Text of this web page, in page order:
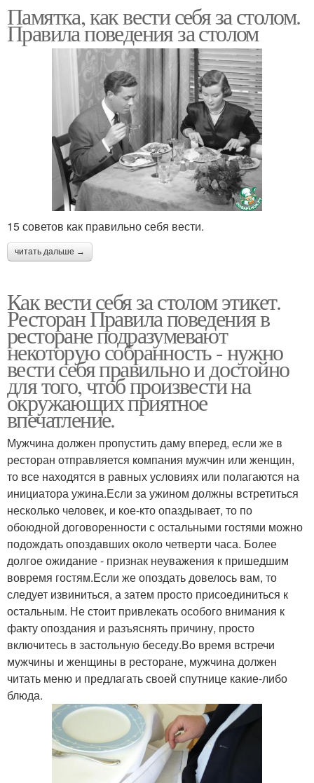
Памятка, как вести себя за столом.
Правила поведения за столом
15 советов как правильно себя вести.
читать дальше →
Как вести себя за столом этикет.
Ресторан Правила поведения в
ресторане подразумевают
некоторую собранность - нужно
вести себя правильно и достойно
для того, чтоб произвести на
окружающих приятное
впечатление.
Мужчина должен пропустить даму вперед, если же в
ресторан отправляется компания мужчин или женщин,
то все находятся в равных условиях или полагаются на
инициатора ужина.Если за ужином должны встретиться
несколько человек, и кое-кто опаздывает, то по
обоюдной договоренности с остальными гостями можно
подождать опоздавших около четверти часа. Более
долгое ожидание - признак неуважения к пришедшим
вовремя гостям.Если же опоздать довелось вам, то
следует извиниться, а затем просто присоединиться к
остальным. Не стоит привлекать особого внимания к
факту опоздания и разъяснять причину, просто
включитесь в застольную беседу.Во время встречи
мужчины и женщины в ресторане, мужчина должен
читать меню и предлагать своей спутнице какие-либо
блюда.